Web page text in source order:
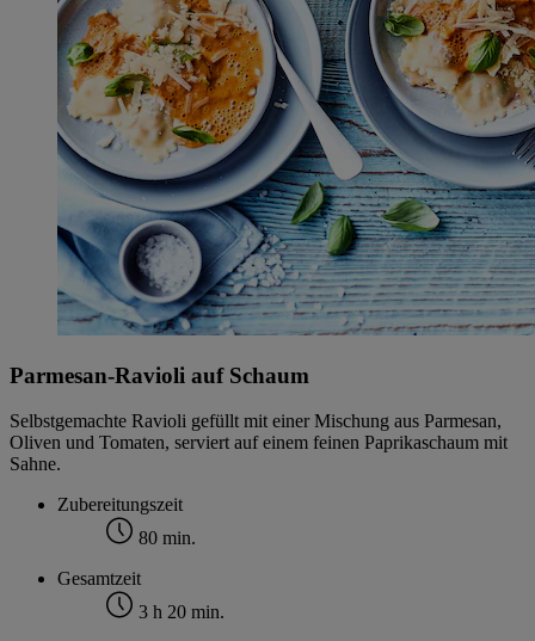
Parmesan-Ravioli auf Schaum
Selbstgemachte Ravioli gefüllt mit einer Mischung aus Parmesan,
Oliven und Tomaten, serviert auf einem feinen Paprikaschaum mit
Sahne.
Zubereitungszeit
80 min.
Gesamtzeit
3 h 20 min.